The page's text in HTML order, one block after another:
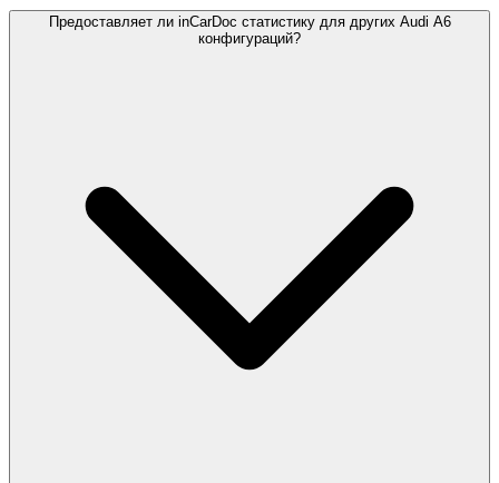
Предоставляет ли inCarDoc статистику для других Audi A6
конфигураций?